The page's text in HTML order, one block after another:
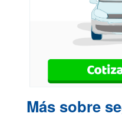
Más sobre